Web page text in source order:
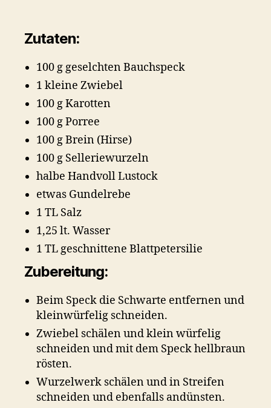
Zutaten:
100 g geselchten Bauchspeck
1 kleine Zwiebel
100 g Karotten
100 g Porree
100 g Brein (Hirse)
100 g Selleriewurzeln
halbe Handvoll Lustock
etwas Gundelrebe
1 TL Salz
1,25 lt. Wasser
1 TL geschnittene Blattpetersilie
Zubereitung:
Beim Speck die Schwarte entfernen und
kleinwürfelig schneiden.
Zwiebel schälen und klein würfelig
schneiden und mit dem Speck hellbraun
rösten.
Wurzelwerk schälen und in Streifen
schneiden und ebenfalls andünsten.